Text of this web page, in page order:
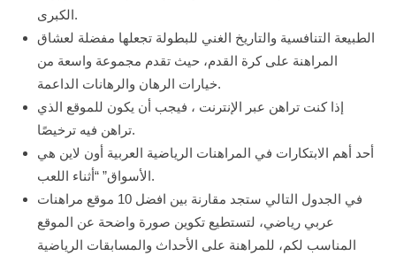
الكبرى.
الطبيعة التنافسية والتاريخ الغني للبطولة تجعلها مفضلة لعشاق
المراهنة على كرة القدم، حيث تقدم مجموعة واسعة من
خيارات الرهان والرهانات الداعمة.
إذا كنت تراهن عبر الإنترنت ، فيجب أن يكون للموقع الذي
تراهن فيه ترخيصًا.
أحد أهم الابتكارات في المراهنات الرياضية العربية أون لاين هي
الأسواق” “أثناء اللعب.
في الجدول التالي ستجد مقارنة بين افضل 10 موقع مراهنات
عربي رياضي، لتستطيع تكوين صورة واضحة عن الموقع
المناسب لكم، للمراهنة على الأحداث والمسابقات الرياضية